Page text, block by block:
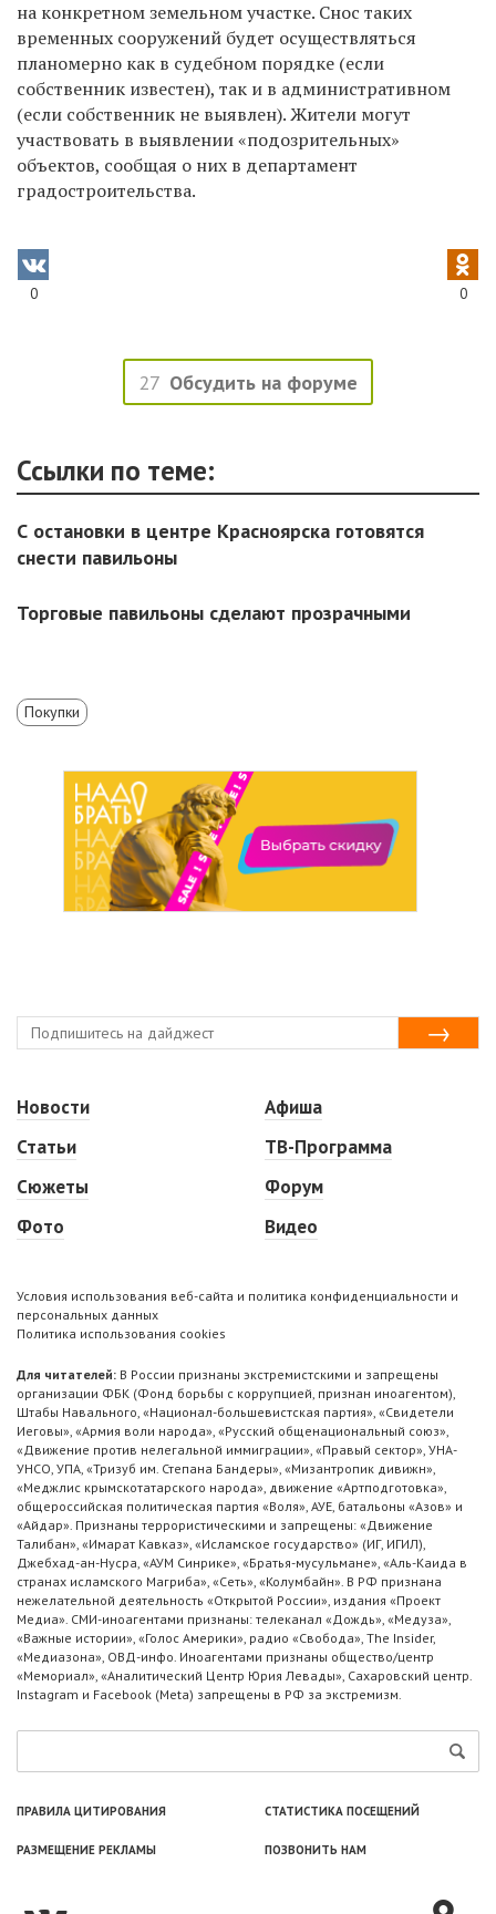
на конкретном земельном участке. Снос таких
временных сооружений будет осуществляться
планомерно как в судебном порядке (если
собственник известен), так и в административном
(если собственник не выявлен). Жители могут
участвовать в выявлении «подозрительных»
объектов, сообщая о них в департамент
градостроительства.
0 0
27 Обсудить на форуме
Ссылки по теме:
С остановки в центре Красноярска готовятся
снести павильоны
Торговые павильоны сделают прозрачными
Покупки
Новости
Статьи
Сюжеты
Фото
Афиша
ТВ-Программа
Форум
Видео
Условия использования веб-сайта и политика конфиденциальности и
персональных данных
Политика использования cookies
Для читателей: В России признаны экстремистскими и запрещены
организации ФБК (Фонд борьбы с коррупцией, признан иноагентом),
Штабы Навального, «Национал-большевистская партия», «Свидетели
Иеговы», «Армия воли народа», «Русский общенациональный союз»,
«Движение против нелегальной иммиграции», «Правый сектор», УНА-
УНСО, УПА, «Тризуб им. Степана Бандеры», «Мизантропик дивижн»,
«Меджлис крымскотатарского народа», движение «Артподготовка»,
общероссийская политическая партия «Воля», АУЕ, батальоны «Азов» и
«Айдар». Признаны террористическими и запрещены: «Движение
Талибан», «Имарат Кавказ», «Исламское государство» (ИГ, ИГИЛ),
Джебхад-ан-Нусра, «АУМ Синрике», «Братья-мусульмане», «Аль-Каида в
странах исламского Магриба», «Сеть», «Колумбайн». В РФ признана
нежелательной деятельность «Открытой России», издания «Проект
Медиа». СМИ-иноагентами признаны: телеканал «Дождь», «Медуза»,
«Важные истории», «Голос Америки», радио «Свобода», The Insider,
«Медиазона», ОВД-инфо. Иноагентами признаны общество/центр
«Мемориал», «Аналитический Центр Юрия Левады», Сахаровский центр.
Instagram и Facebook (Metа) запрещены в РФ за экстремизм.
ПРАВИЛА ЦИТИРОВАНИЯ СТАТИСТИКА ПОСЕЩЕНИЙ
РАЗМЕЩЕНИЕ РЕКЛАМЫ ПОЗВОНИТЬ НАМ